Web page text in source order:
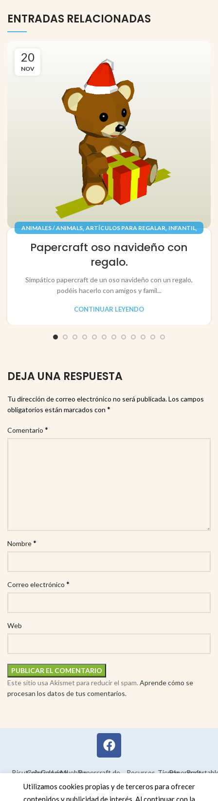
ENTRADAS RELACIONADAS
20
NOV
ANIMALES / ANIMALS, ARTÍCULOS PARA REGALAR, INFANTIL,
RECORTABLES PAPERCRAFT
Papercraft oso navideño con
regalo.
Simpático papercraft de un oso navideño con un regalo,
podéis hacerlo con amigos y famil...
CONTINUAR LEYENDO
DEJA UNA RESPUESTA
Tu dirección de correo electrónico no será publicada.Los campos
obligatorios están marcados con *
Comentario *
Nombre*
Correo electrónico *
Web
Este sitio usa Akismet para reducir el spam. Aprende cómo se
procesan los datos de tus comentarios.
BisuteríaColorear
Galería
LegalMueblesPapercraft de
Maquetas en
Recursos
educativos
TiendaPapercraft
Utilizamos cookies propias y de terceros para ofrecer
contenidos y publicidad de interés. Al continuar con la